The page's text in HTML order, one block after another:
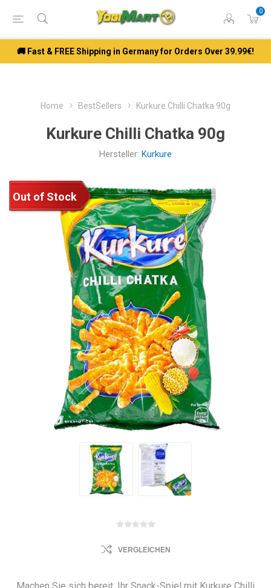
0
🚚 Fast & FREE Shipping in Germany for Orders Over 39.99€!
Home BestSellers Kurkure Chilli Chatka 90g
Kurkure Chilli Chatka 90g
Hersteller: Kurkure
Out of Stock
VERGLEICHEN